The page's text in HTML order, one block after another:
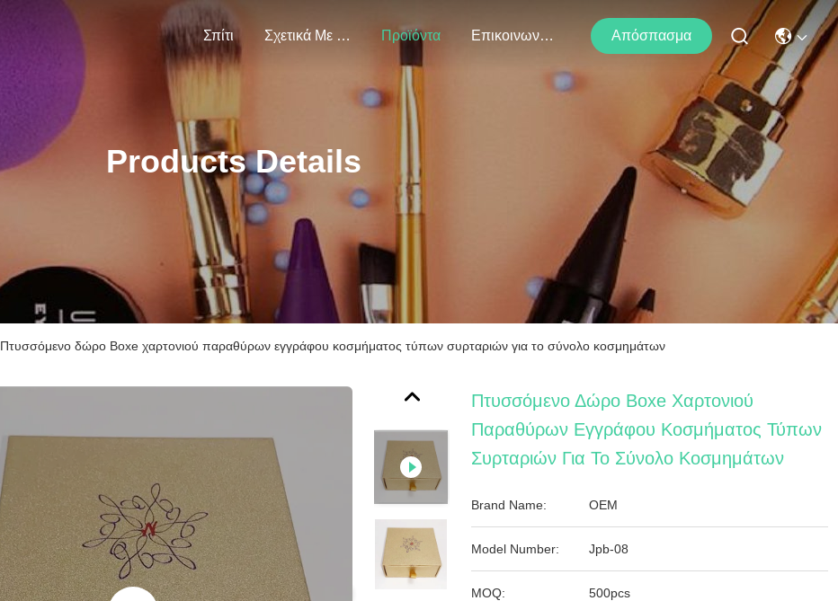
Σπίτι Σχετικά Με Εμάς Προϊόντα Επικοινωνήστε Μαζί Μας Απόσπασμα
Products Details
Πτυσσόμενο δώρο Boxe χαρτονιού παραθύρων εγγράφου κοσμήματος τύπων συρταριών για το σύνολο κοσμημάτων
Πτυσσόμενο Δώρο Boxe Χαρτονιού
Παραθύρων Εγγράφου Κοσμήματος Τύπων
Συρταριών Για Το Σύνολο Κοσμημάτων
Brand Name: OEM
Model Number: Jpb-08
MOQ: 500pcs